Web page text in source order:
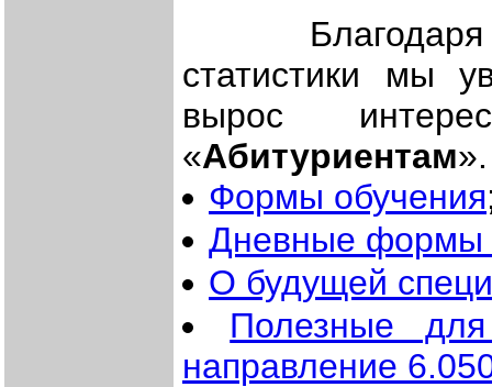
Благодаря
статистики мы
вырос
«Абитуриентам
Формы обучения
Дневные формы
О будущей
Полезные
направление